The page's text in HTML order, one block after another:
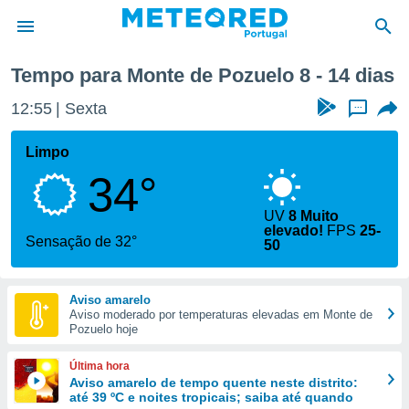
da
foi
fornecidas
a este
das
e
forma
digital
Tempo para Monte de Pozuelo 8 - 14 dias
12:55 Sexta ...
Limpo
34°
Sensação de 32°
UV8 Muito
elevado! FPS25-
50
Aviso amarelo
Aviso moderado por temperaturas elevadas em Monte de
Pozuelo hoje
Última hora
Aviso amarelo de tempo quente neste distrito:
até 39 ºC e noites tropicais; saiba até quando